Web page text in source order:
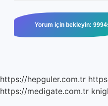
https://hepguler.com.tr
https://medigate.com.tr